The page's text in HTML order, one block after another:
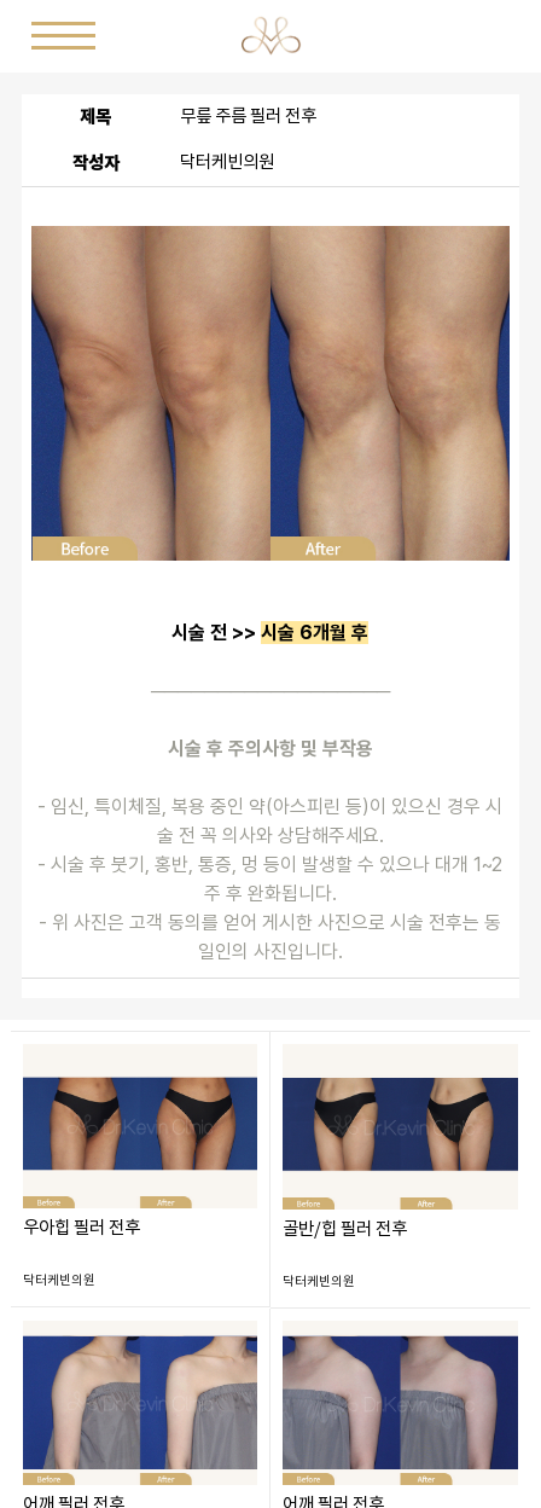
제목 무릎 주름 필러 전후
작성자 닥터케빈의원
시술 전 >> 시술 6개월 후
──────────────────
시술 후 주의사항 및 부작용
- 임신, 특이체질, 복용 중인 약(아스피린 등)이 있으신 경우 시
술 전 꼭 의사와 상담해주세요.
- 시술 후 붓기, 홍반, 통증, 멍 등이 발생할 수 있으나 대개 1~2
주 후 완화됩니다.
- 위 사진은 고객 동의를 얻어 게시한 사진으로 시술 전후는 동
일인의 사진입니다.
우아힙 필러 전후
닥터케빈의원
골반/힙 필러 전후
닥터케빈의원